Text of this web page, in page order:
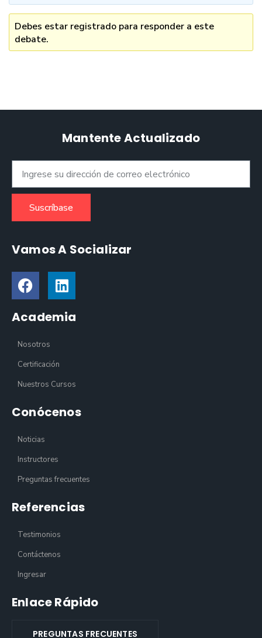
Debes estar registrado para responder a este
debate.
Mantente Actualizado
Suscríbase
Vamos A Socializar
Academia
Nosotros
Certificación
Nuestros Cursos
Conócenos
Noticias
Instructores
Preguntas frecuentes
Referencias
Testimonios
Contáctenos
Ingresar
Enlace Rápido
PREGUNTAS FRECUENTES